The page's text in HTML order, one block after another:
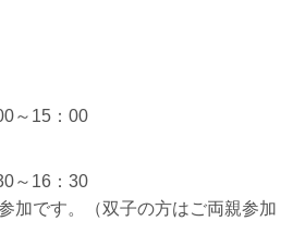
～15：00
～16：30
加です。（双子の方はご両親参加